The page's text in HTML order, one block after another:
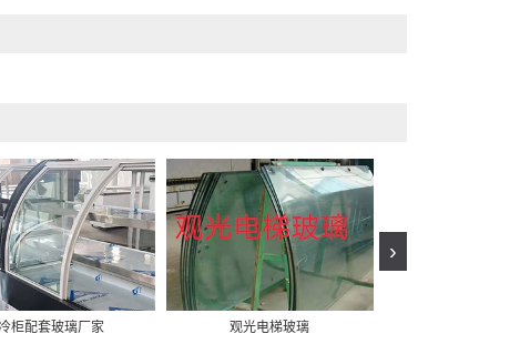
柜配套玻璃厂家 观光电梯玻璃
›